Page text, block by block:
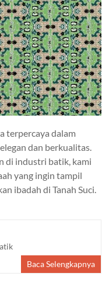
terpercaya dalam
dan berkualitas.
di industri batik, kami
yang ingin tampil
ibadah di Tanah Suci.
Baca Selengkapnya